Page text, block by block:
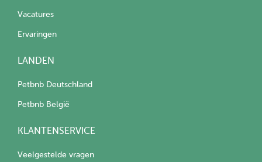
Vacatures
Ervaringen
LANDEN
Petbnb Deutschland
Petbnb België
KLANTENSERVICE
Veelgestelde vragen